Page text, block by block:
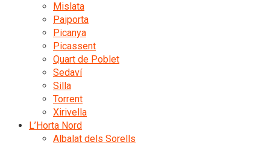
Mislata
Paiporta
Picanya
Picassent
Quart de Poblet
Sedaví
Silla
Torrent
Xirivella
L’Horta Nord
Albalat dels Sorells